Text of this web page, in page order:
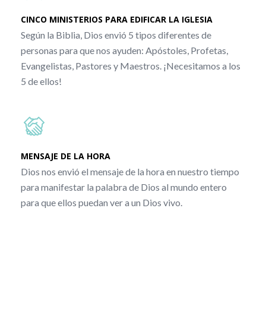
CINCO MINISTERIOS PARA EDIFICAR LA IGLESIA
Según la Biblia, Dios envió 5 tipos diferentes de
personas para que nos ayuden: Apóstoles, Profetas,
Evangelistas, Pastores y Maestros. ¡Necesitamos a los
5 de ellos!
MENSAJE DE LA HORA
Dios nos envió el mensaje de la hora en nuestro tiempo
para manifestar la palabra de Dios al mundo entero
para que ellos puedan ver a un Dios vivo.